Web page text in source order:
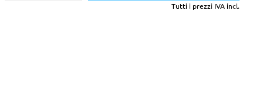
Tutti i prezzi IVA incl.